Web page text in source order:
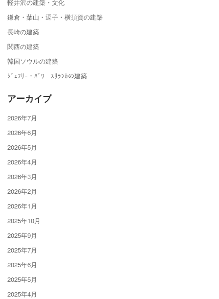
軽井沢の建築・文化
鎌倉・葉山・逗子・横須賀の建築
長崎の建築
関西の建築
韓国ソウルの建築
ｼﾞｪﾌﾘｰ・ﾊﾞﾜ ｽﾘﾗﾝｶの建築
アーカイブ
2026年7月
2026年6月
2026年5月
2026年4月
2026年3月
2026年2月
2026年1月
2025年10月
2025年9月
2025年7月
2025年6月
2025年5月
2025年4月